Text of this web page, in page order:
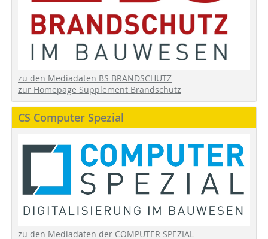
zu den Mediadaten BS BRANDSCHUTZ
zur Homepage Supplement Brandschutz
CS Computer Spezial
zu den Mediadaten der COMPUTER SPEZIAL